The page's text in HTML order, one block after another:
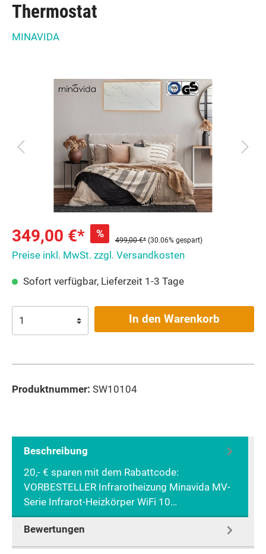
Thermostat
MINAVIDA
349,00 €* %
499,00 €* (30.06% gespart)
Preise inkl. MwSt. zzgl. Versandkosten
Sofort verfügbar, Lieferzeit 1-3 Tage
In den Warenkorb
Produktnummer: SW10104
Beschreibung
20,- € sparen mit dem Rabattcode:
VORBESTELLER Infrarotheizung Minavida MV-
Serie Infrarot-Heizkörper WiFi 10…
Bewertungen